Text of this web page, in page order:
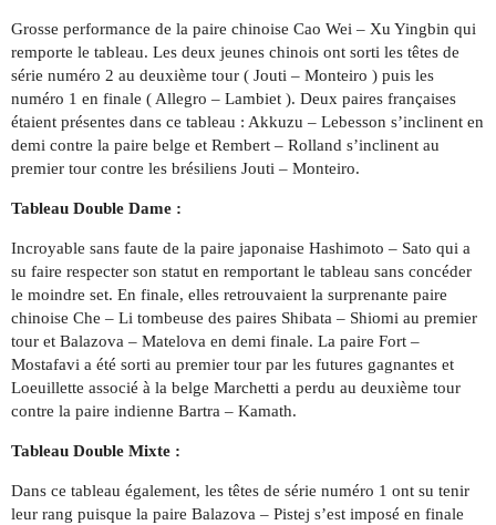
Grosse performance de la paire chinoise Cao Wei – Xu Yingbin qui
remporte le tableau. Les deux jeunes chinois ont sorti les têtes de
série numéro 2 au deuxième tour ( Jouti – Monteiro ) puis les
numéro 1 en finale ( Allegro – Lambiet ). Deux paires françaises
étaient présentes dans ce tableau : Akkuzu – Lebesson s’inclinent en
demi contre la paire belge et Rembert – Rolland s’inclinent au
premier tour contre les brésiliens Jouti – Monteiro.
Tableau Double Dame :
Incroyable sans faute de la paire japonaise Hashimoto – Sato qui a
su faire respecter son statut en remportant le tableau sans concéder
le moindre set. En finale, elles retrouvaient la surprenante paire
chinoise Che – Li tombeuse des paires Shibata – Shiomi au premier
tour et Balazova – Matelova en demi finale. La paire Fort –
Mostafavi a été sorti au premier tour par les futures gagnantes et
Loeuillette associé à la belge Marchetti a perdu au deuxième tour
contre la paire indienne Bartra – Kamath.
Tableau Double Mixte :
Dans ce tableau également, les têtes de série numéro 1 ont su tenir
leur rang puisque la paire Balazova – Pistej s’est imposé en finale